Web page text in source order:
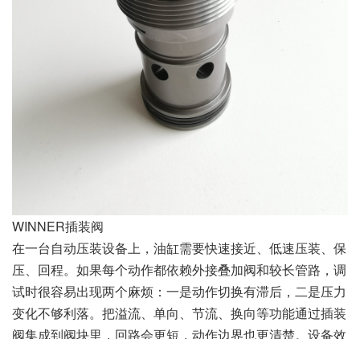
WINNER插装阀
在一台自动压装设备上，油缸需要快速接近、低速压装、保
压、回程。如果每个动作都依赖外接叠加阀和较长管路，调
试时很容易出现两个麻烦：一是动作切换有滞后，二是压力
变化不够利落。把溢流、单向、节流、换向等功能通过插装
阀集成到阀块里，回路会更短，动作边界也更清楚。设备效